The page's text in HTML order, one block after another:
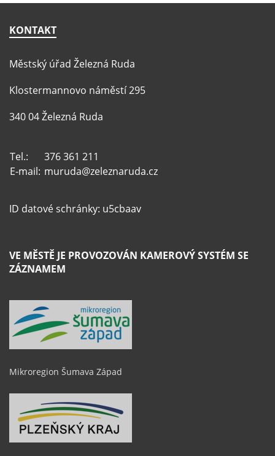
KONTAKT
Městský úřad Železná Ruda
Klostermannovo náměstí 295
340 04 Železná Ruda
Tel.:
376 361 211
E-mail: muruda@zeleznaruda.cz
ID datové schránky: u5cbaav
VE MĚSTĚ JE PROVOZOVÁN KAMEROVÝ SYSTÉM SE
ZÁZNAMEM
Mikroregion Šumava Západ